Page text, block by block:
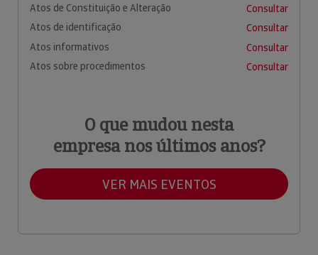
Atos de Constituição e Alteração
Consultar
Atos de identificação
Consultar
Atos informativos
Consultar
Atos sobre procedimentos
Consultar
O que mudou nesta
empresa nos últimos anos?
VER MAIS EVENTOS